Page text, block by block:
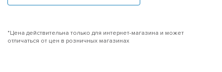
*Цена действительна только для интернет-магазина и может
отличаться от цен в розничных магазинах